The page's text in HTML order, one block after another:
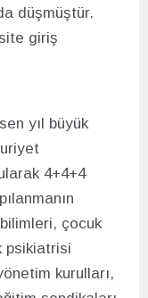
düşmüştür.
giriş
yıl büyük
4+4+4
çocuk
psikiatrisi
kurulları,